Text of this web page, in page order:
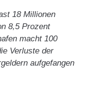
18 Millionen
8,5 Prozent
macht 100
Verluste der
aufgefangen